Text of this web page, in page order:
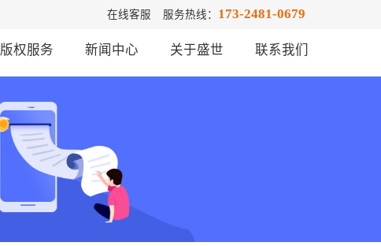
在线客服 服务热线： 173-2481-0679
版权服务 新闻中心 关于盛世 联系我们